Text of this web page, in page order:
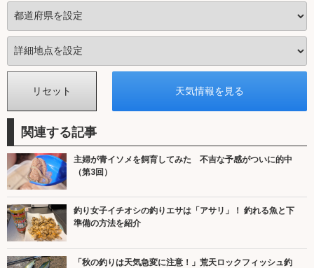
関連する記事
主婦が青イソメを飼育してみた 不吉な予感がついに的中
（第3回）
釣り女子イチオシの釣りエサは「アサリ」！ 釣れる魚と下
準備の方法を紹介
「秋の釣りは天気急変に注意！」荒天ロックフィッシュ釣